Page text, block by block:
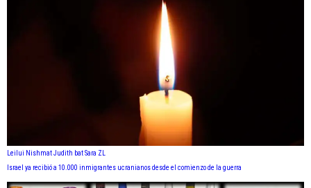
Leilui Nishmat Judith bat Sara ZL
Israel ya recibió a 10.000 inmigrantes ucranianos desde el comienzo de la guerra